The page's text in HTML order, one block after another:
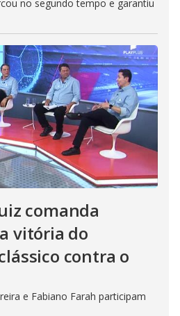
no segundo tempo e garantiu
comanda
vitória do
contra o
e Fabiano Farah participam